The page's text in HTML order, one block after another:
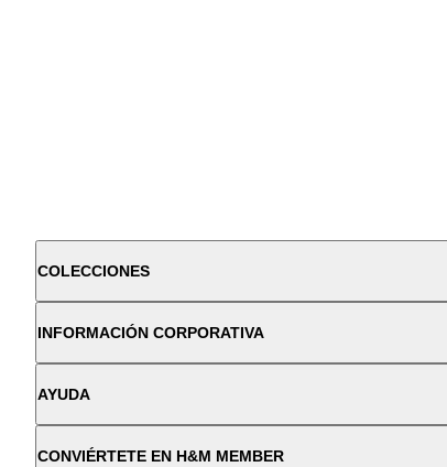
COLECCIONES
INFORMACIÓN CORPORATIVA
AYUDA
CONVIÉRTETE EN H&M MEMBER